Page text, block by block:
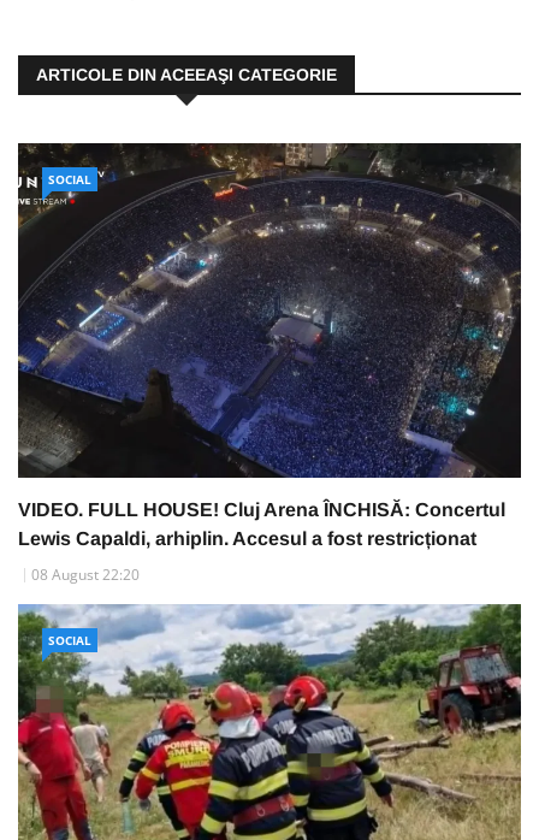
ARTICOLE DIN ACEEAŞI CATEGORIE
SOCIAL
VIDEO. FULL HOUSE! Cluj Arena ÎNCHISĂ: Concertul
Lewis Capaldi, arhiplin. Accesul a fost restricționat
08 August 22:20
SOCIAL